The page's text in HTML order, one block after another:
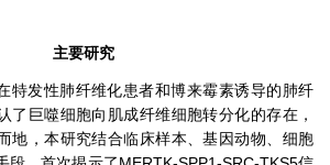
主要研究
特发性肺纤维化患者和博来霉素诱导的肺纤
了巨噬细胞向肌成纤维细胞转分化的存在，
地，本研究结合临床样本、基因动物、细胞